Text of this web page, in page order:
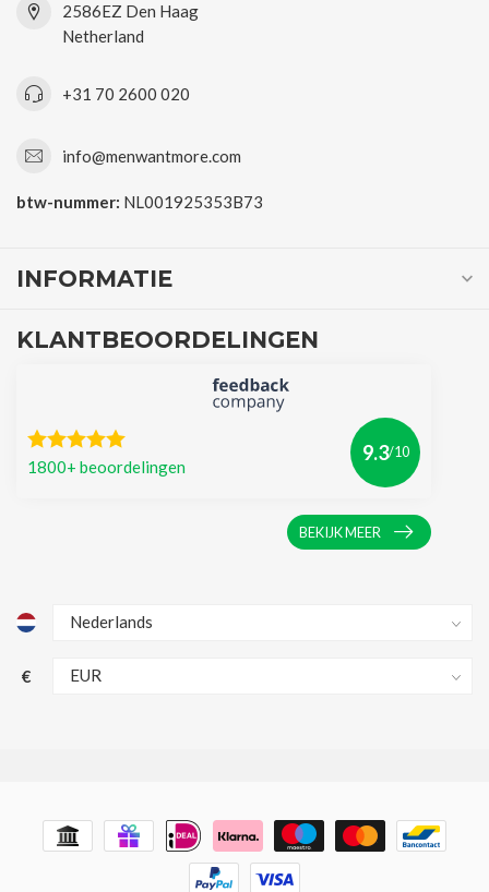
2586EZ Den Haag
Netherland
+31 70 2600 020
info@menwantmore.com
btw-nummer: NL001925353B73
INFORMATIE
KLANTBEOORDELINGEN
1800+ beoordelingen
9.3/10
BEKIJK MEER
€